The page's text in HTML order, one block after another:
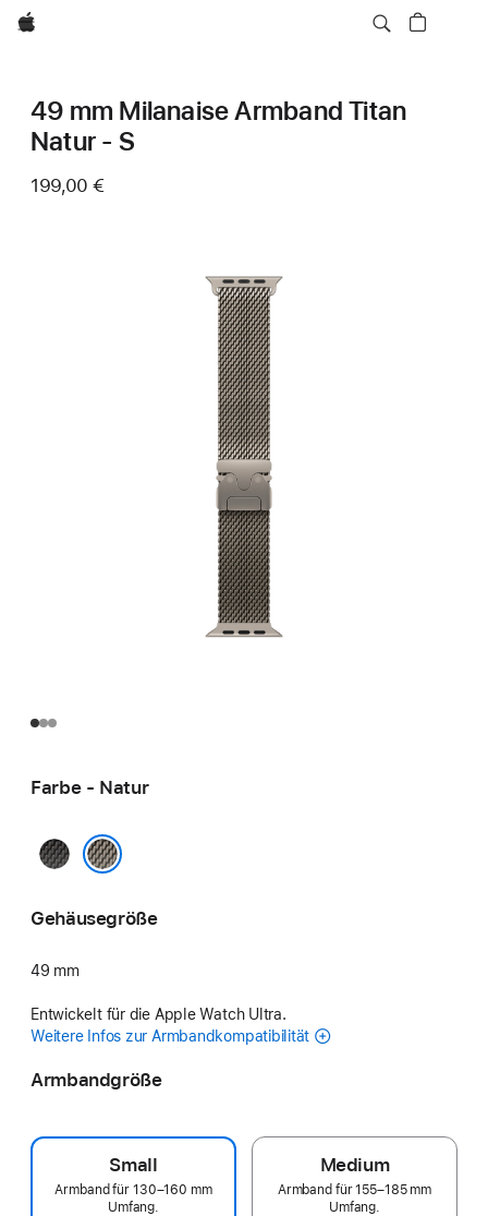
Apple
49 mm Milanaise Armband Titan
Natur ‑ S
199,00 €
Farbe - Natur
Schwarz
Gehäusegröße
49 mm
Entwickelt für die Apple Watch Ultra.
Weitere Infos zur Armbandkompatibilität
Armbandgröße
Small
Armband für 130–160 mm
Umfang.
Medium
Armband für 155–185 mm
Umfang.